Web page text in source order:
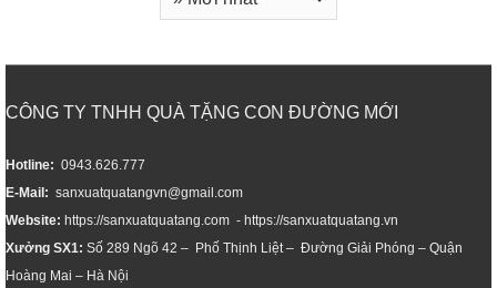
CÔNG TY TNHH QUÀ TẶNG CON ĐƯỜNG MỚI
Hotline: 0943.626.777
E-Mail: sanxuatquatangvn@gmail.com
Website: https://sanxuatquatang.com - https://sanxuatquatang.vn
Xưởng SX1: Số 289 Ngõ 42 – Phố Thịnh Liệt – Đường Giải Phóng – Quận
Hoàng Mai – Hà Nội